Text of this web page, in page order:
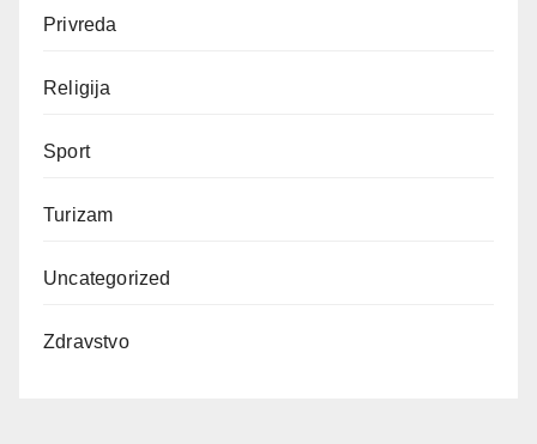
Privreda
Religija
Sport
Turizam
Uncategorized
Zdravstvo